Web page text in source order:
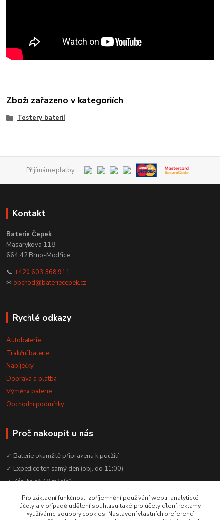
Zboží zařazeno v kategoriích
Testery baterií
Přijímáme platby:
Kontakt
Baterie Čepek
Masarykova 118
664 42 Brno-Modřice
📞 +420 603 368 911
✉ obchod@bateriecepek.cz
Rychlé odkazy
Autobaterie
Trakční baterie
Nabíječky
Doprava a platba
Výměna baterie
Obchodní podmínky
Proč nakoupit u nás
✓ Baterie okamžitě připravena k použití
✓ Expedice ten samý den (obj. do 11:00)
✓ Záruka až 48 měsíců
✓ Odborné poradenství zdarma
✓ Česká rodinná firma od 2012
Pro základní funkčnost, zpříjemnění používání webu, analytické
účely a v případě udělení souhlasu také pro účely cílení reklamy
využíváme soubory cookies. Nastavení vlastních preferencí